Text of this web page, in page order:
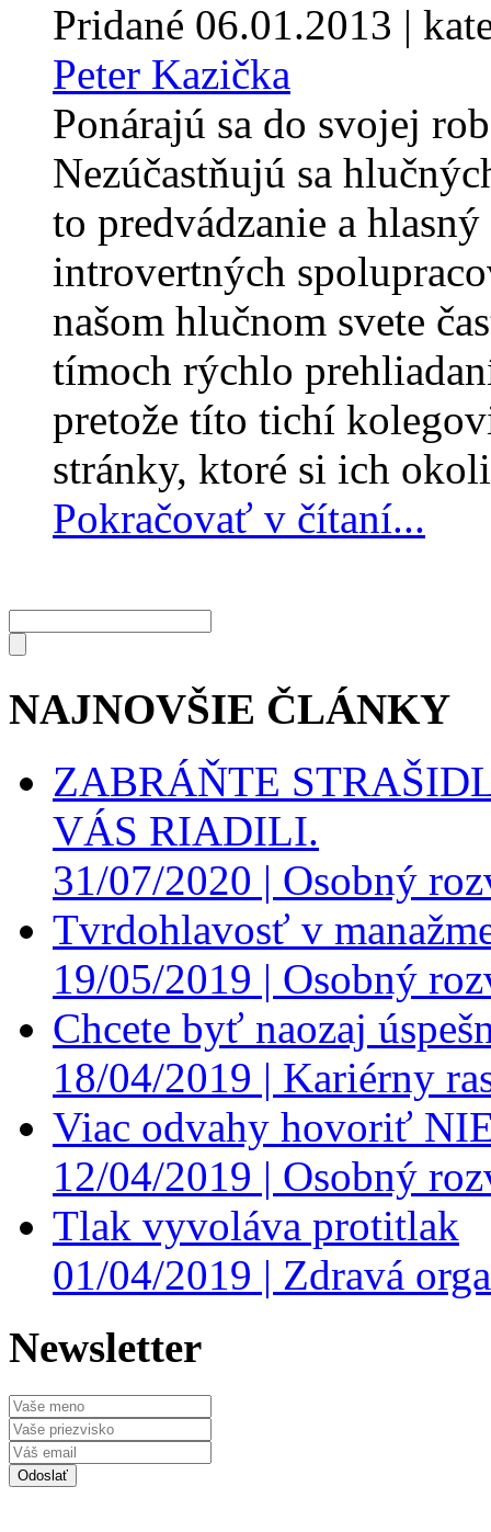
Pridané 06.01.2013 |
Peter Kazička
Ponárajú sa do svojej
Nezúčastňujú sa
to predvádzanie a
introvertných
našom hlučnom svete
tímoch rýchlo
pretože títo tichí
stránky, ktoré si ich
Pokračovať v čítaní...
NAJNOVŠIE ČLÁNKY
ZABRÁŇTE
VÁS RIADILI.
31/07/2020 | Osobný
Tvrdohlavosť v
19/05/2019 | Osobný
Chcete byť naozaj
18/04/2019 | Kariérny
Viac odvahy hovoriť
12/04/2019 | Osobný
Tlak vyvoláva protitlak
01/04/2019 | Zdravá
Newsletter